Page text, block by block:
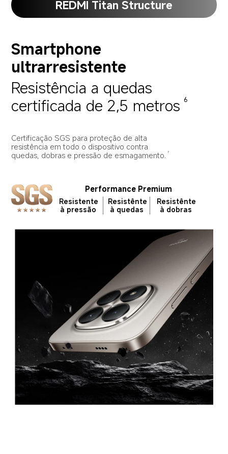
REDMI Titan Structure
Smartphone
ultrarresistente
Resistência a quedas
certificada de 2,5 metros 6
Certificação SGS para proteção de alta
resistência em todo o dispositivo contra
quedas, dobras e pressão de esmagamento. 7
Performance Premium
Resistente
à pressão
Resistênte
à quedas
Resistênte
à dobras